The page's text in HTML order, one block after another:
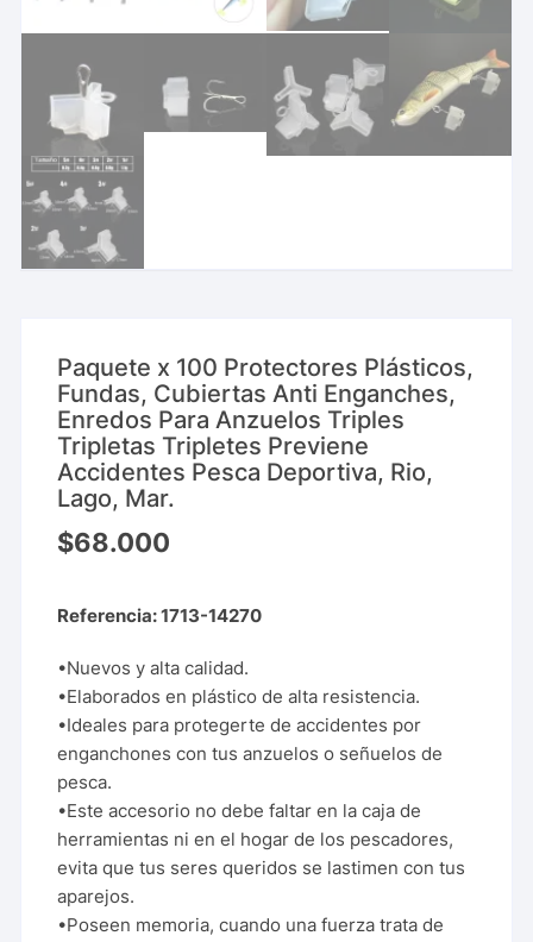
Paquete x 100 Protectores Plásticos,
Fundas, Cubiertas Anti Enganches,
Enredos Para Anzuelos Triples
Tripletas Tripletes Previene
Accidentes Pesca Deportiva, Rio,
Lago, Mar.
$68.000
Referencia: 1713-14270
•Nuevos y alta calidad.
•Elaborados en plástico de alta resistencia.
•Ideales para protegerte de accidentes por
enganchones con tus anzuelos o señuelos de
pesca.
•Este accesorio no debe faltar en la caja de
herramientas ni en el hogar de los pescadores,
evita que tus seres queridos se lastimen con tus
aparejos.
•Poseen memoria, cuando una fuerza trata de